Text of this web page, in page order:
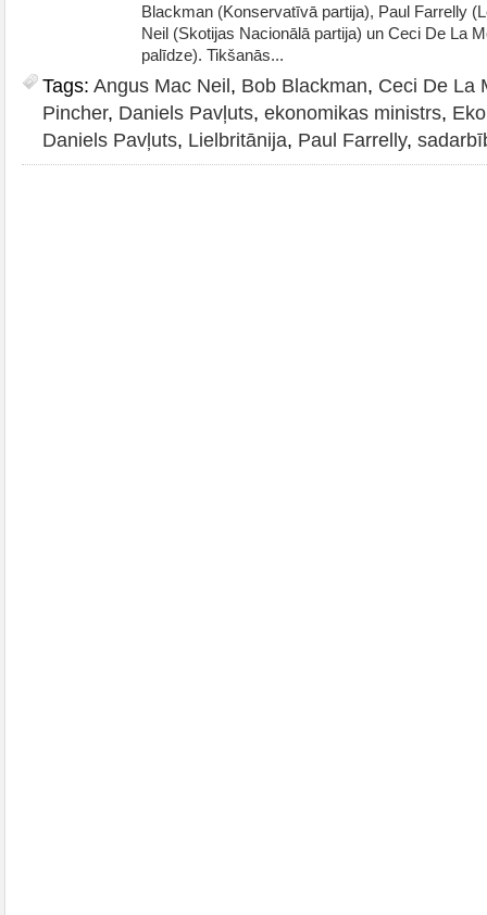
Blackman (Konservatīvā partija), Paul Farrelly
Neil (Skotijas Nacionālā partija) un Ceci De La
palīdze). Tikšanās...
Tags: Angus Mac Neil, Bob Blackman, Ceci De La
Pincher, Daniels Pavļuts, ekonomikas ministrs,
Daniels Pavļuts, Lielbritānija, Paul Farrelly,